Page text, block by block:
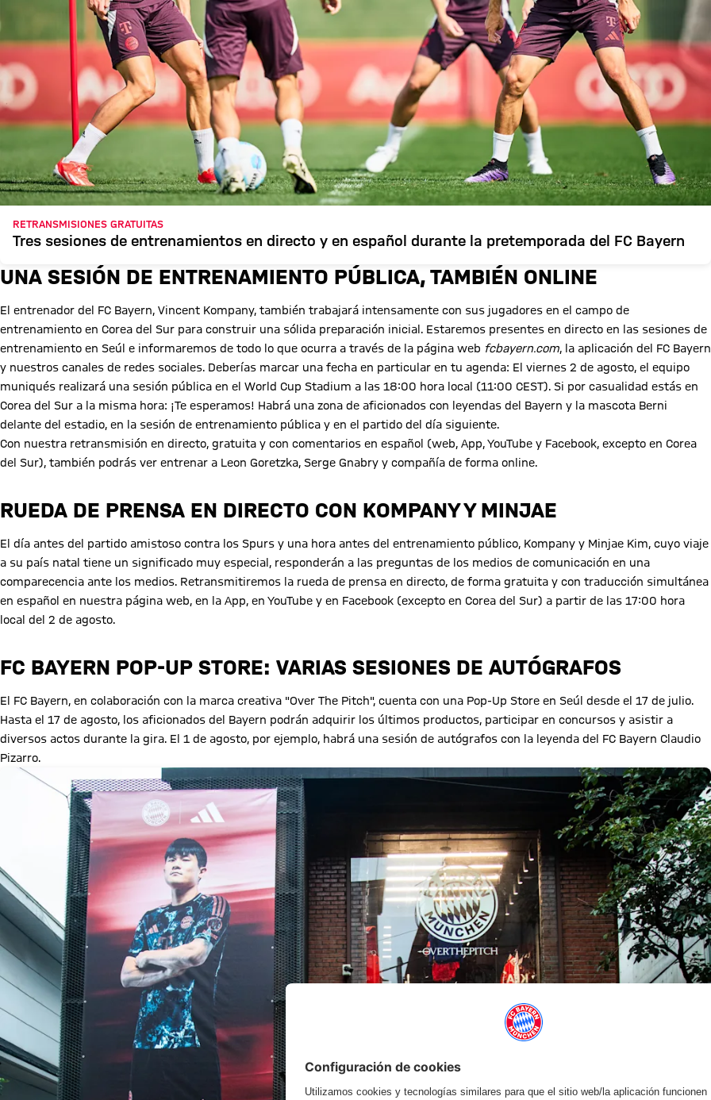
RETRANSMISIONES GRATUITAS
Tres sesiones de entrenamientos en directo y en español durante la pretemporada del FC Bayern
UNA SESIÓN DE ENTRENAMIENTO PÚBLICA, TAMBIÉN ONLINE
El entrenador del FC Bayern, Vincent Kompany, también trabajará intensamente con sus jugadores en el campo de
entrenamiento en Corea del Sur para construir una sólida preparación inicial. Estaremos presentes en directo en las sesiones de
entrenamiento en Seúl e informaremos de todo lo que ocurra a través de la página web fcbayern.com, la aplicación del FC Bayern
y nuestros canales de redes sociales. Deberías marcar una fecha en particular en tu agenda: El viernes 2 de agosto, el equipo
muniqués realizará una sesión pública en el World Cup Stadium a las 18:00 hora local (11:00 CEST). Si por casualidad estás en
Corea del Sur a la misma hora: ¡Te esperamos! Habrá una zona de aficionados con leyendas del Bayern y la mascota Berni
delante del estadio, en la sesión de entrenamiento pública y en el partido del día siguiente.
Con nuestra retransmisión en directo, gratuita y con comentarios en español (web, App, YouTube y Facebook, excepto en Corea
del Sur), también podrás ver entrenar a Leon Goretzka, Serge Gnabry y compañía de forma online.
RUEDA DE PRENSA EN DIRECTO CON KOMPANY Y MINJAE
El día antes del partido amistoso contra los Spurs y una hora antes del entrenamiento público, Kompany y Minjae Kim, cuyo viaje
a su país natal tiene un significado muy especial, responderán a las preguntas de los medios de comunicación en una
comparecencia ante los medios. Retransmitiremos la rueda de prensa en directo, de forma gratuita y con traducción simultánea
en español en nuestra página web, en la App, en YouTube y en Facebook (excepto en Corea del Sur) a partir de las 17:00 hora
local del 2 de agosto.
FC BAYERN POP-UP STORE: VARIAS SESIONES DE AUTÓGRAFOS
El FC Bayern, en colaboración con la marca creativa "Over The Pitch", cuenta con una Pop-Up Store en Seúl desde el 17 de julio.
Hasta el 17 de agosto, los aficionados del Bayern podrán adquirir los últimos productos, participar en concursos y asistir a
diversos actos durante la gira. El 1 de agosto, por ejemplo, habrá una sesión de autógrafos con la leyenda del FC Bayern Claudio
Pizarro.